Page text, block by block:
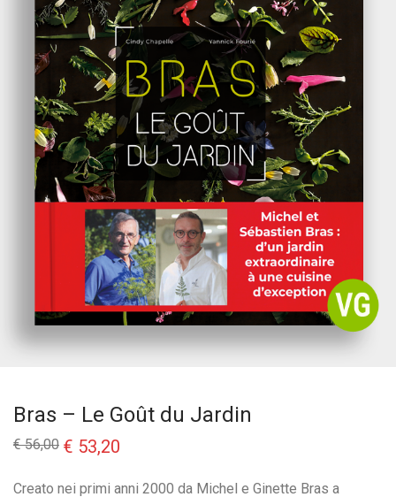
Bras – Le Goût du Jardin
€56,00 Il
prezzo
era:
€ 53,20
è:
Creato nei primi anni 2000 da Michel e Ginette Bras a